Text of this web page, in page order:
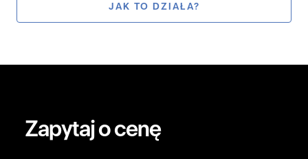
JAK TO DZIAŁA?
Zapytaj o cenę